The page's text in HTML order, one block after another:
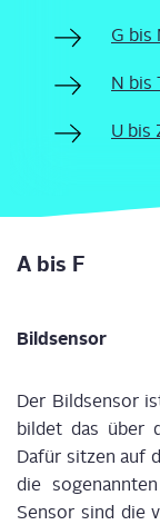
G bis
N bis
U bis
A bis F
Bild­sen­sor
Der Bild­sen­sor
bil­det das über
Dafür sit­zen auf
die
Sen­sor sind die